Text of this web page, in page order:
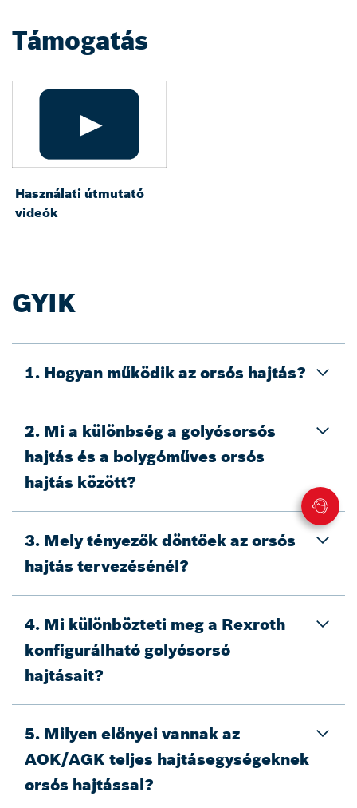
Támogatás
Használati útmutató
videók
GYIK
1. Hogyan működik az orsós hajtás?
2. Mi a különbség a golyósorsós
hajtás és a bolygóműves orsós
hajtás között?
3. Mely tényezők döntőek az orsós
hajtás tervezésénél?
4. Mi különbözteti meg a Rexroth
konfigurálható golyósorsó
hajtásait?
5. Milyen előnyei vannak az
AOK/AGK teljes hajtásegységeknek
orsós hajtással?